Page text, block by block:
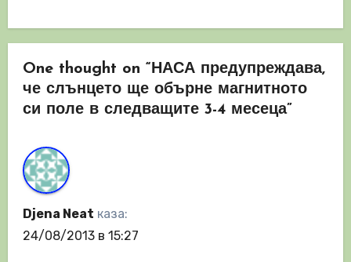
One thought on “НАСА предупреждава,
че слънцето ще обърне магнитното
си поле в следващите 3-4 месеца”
Djena Neat каза:
24/08/2013 в 15:27